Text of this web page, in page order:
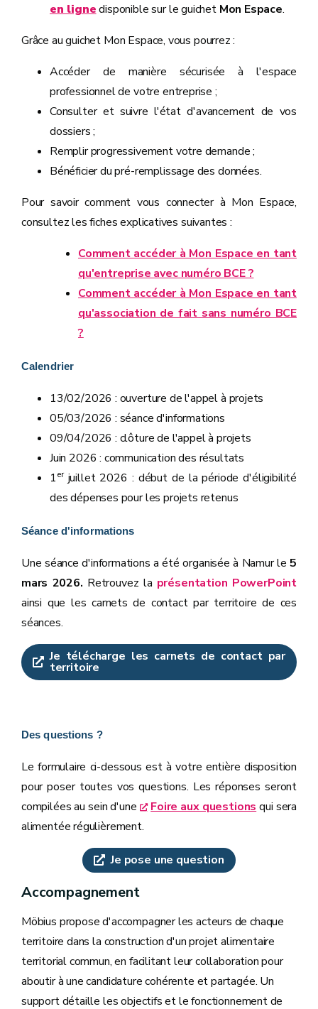
en lignedisponible sur le guichet Mon Espace.
Grâce au guichet Mon Espace, vous pourrez :
Accéder de manière sécurisée à l'espace
professionnel de votre entreprise ;
Consulter et suivre l'état d'avancement de vos
dossiers ;
Remplir progressivement votre demande ;
Bénéficier du pré-remplissage des données.
Pour savoir comment vous connecter à Mon Espace,
consultez les fiches explicatives suivantes :
Comment accéder à Mon Espace en tant
qu'entreprise avec numéro BCE ?
Comment accéder à Mon Espace en tant
qu'association de fait sans numéro BCE
?
Calendrier
13/02/2026 : ouverture de l'appel à projets
05/03/2026 : séance d'informations
09/04/2026 : clôture de l'appel à projets
Juin 2026 : communication des résultats
1erjuillet 2026 : début de la période d'éligibilité
des dépenses pour les projets retenus
Séance d'informations
Une séance d'informations a été organisée à Namur le5
mars 2026. Retrouvez la présentation PowerPoint
ainsi que les carnets de contact par territoire de ces
séances.
Je télécharge les carnets de contact par
territoire
Des questions ?
Le formulaire ci-dessous est à votre entière disposition
pour poser toutes vos questions. Les réponses seront
compilées au sein d'une
Foire aux questions qui sera
alimentée régulièrement.
Je pose une question
Accompagnement
Möbius propose d'accompagner les acteurs de chaque
territoire dans la construction d'un projet alimentaire
territorial commun, en facilitant leur collaboration pour
aboutir à une candidature cohérente et partagée. Un
support détaille les objectifs et le fonctionnement de